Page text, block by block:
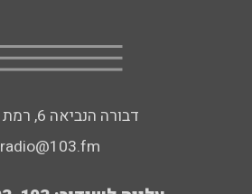
דבורה הנביאה 6, רמת השרון
radio@103.fm